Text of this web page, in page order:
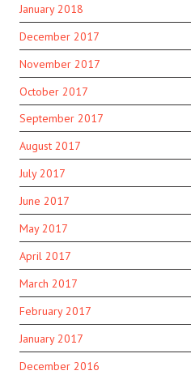
January 2018
December 2017
November 2017
October 2017
September 2017
August 2017
July 2017
June 2017
May 2017
April 2017
March 2017
February 2017
January 2017
December 2016